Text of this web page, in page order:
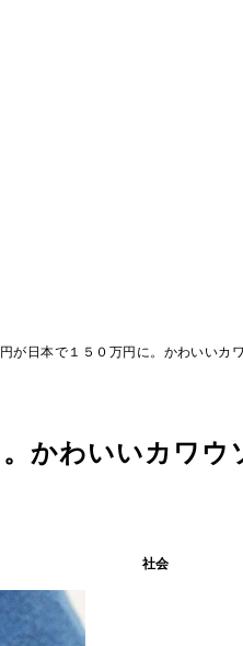
が日本で１５０万円に。かわいいカ
かわいいカワ
社会